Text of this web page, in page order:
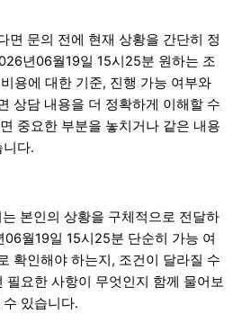
면 문의 전에 현재 상황을 간단히 정
년06월19일 15시25분 원하는 조
용에 대한 기준, 진행 가능 여부와
상담 내용을 더 정확하게 이해할 수
중요한 부분을 놓치거나 같은 내용
다.
본인의 상황을 구체적으로 전달하
월19일 15시25분 단순히 가능 여
확인해야 하는지, 조건이 달라질 수
필요한 사항이 무엇인지 함께 물어보
있습니다.